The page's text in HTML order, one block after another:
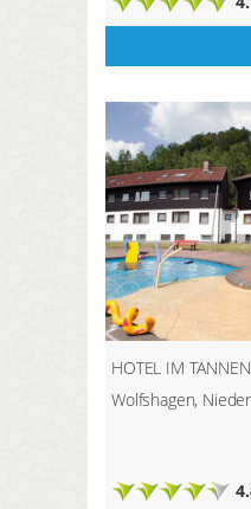
HOTEL IM
Wolfshagen,